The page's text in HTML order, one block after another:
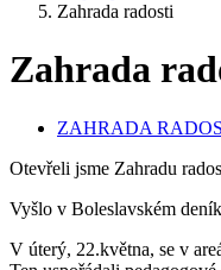
Zahrada radosti
Zahrada
ZAHRADA
Otevřeli jsme Zahradu
Vyšlo v Boleslavském
V úterý, 22.května, se v